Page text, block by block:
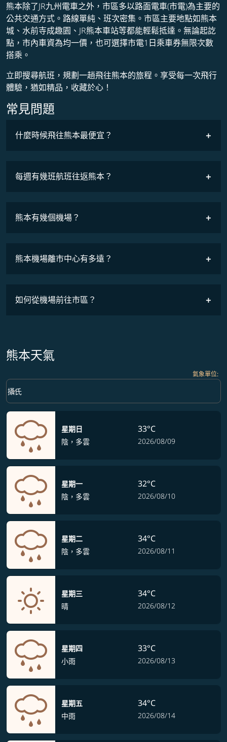
熊本除了JR九州電車之外，市區多以路面電車(市電)為主要的
公共交通方式。路線單純、班次密集。市區主要地點如熊本
城、水前寺成趣園、JR熊本車站等都能輕鬆抵達。無論起訖
點，市內車資為均一價，也可選擇市電1日乘車券無限次數
搭乘。
立即搜尋航班，規劃一趟飛往熊本的旅程。享受每一次飛行
體驗，猶如精品，收藏於心！
常見問題
什麼時候飛往熊本最便宜？
COSMILE會員
每週有幾班航班往返熊本？
熊本有幾個機場？
熊本機場離市中心有多遠？
如何從機場前往市區？
熊本天氣
氣象單位:
Weather unit option 攝氏 Selected
攝氏
keyboard_arrow_down
星期日
陰，多雲
33°C
2026/08/09
星期一
陰，多雲
32°C
2026/08/10
星期二
陰，多雲
34°C
2026/08/11
星期三
晴
34°C
2026/08/12
星期四
小雨
33°C
2026/08/13
星期五
中雨
34°C
2026/08/14